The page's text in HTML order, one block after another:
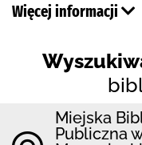
Więcej informacji
Miejska
Publiczna